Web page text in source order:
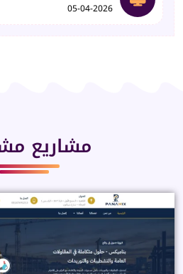
05-04-2026
مشاريع